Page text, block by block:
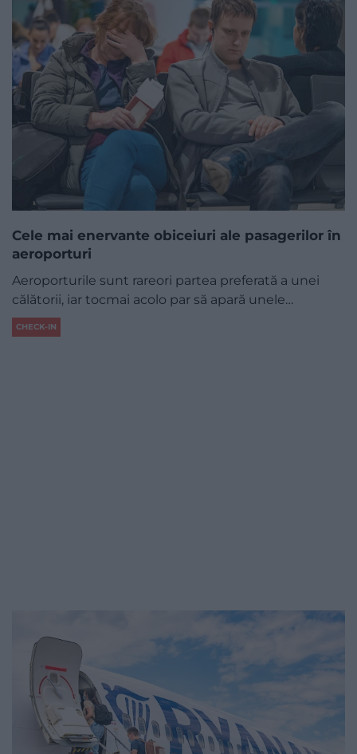
Cele mai enervante obiceiuri ale pasagerilor în
aeroporturi
Aeroporturile sunt rareori partea preferată a unei
călătorii, iar tocmai acolo par să apară unele…
CHECK-IN